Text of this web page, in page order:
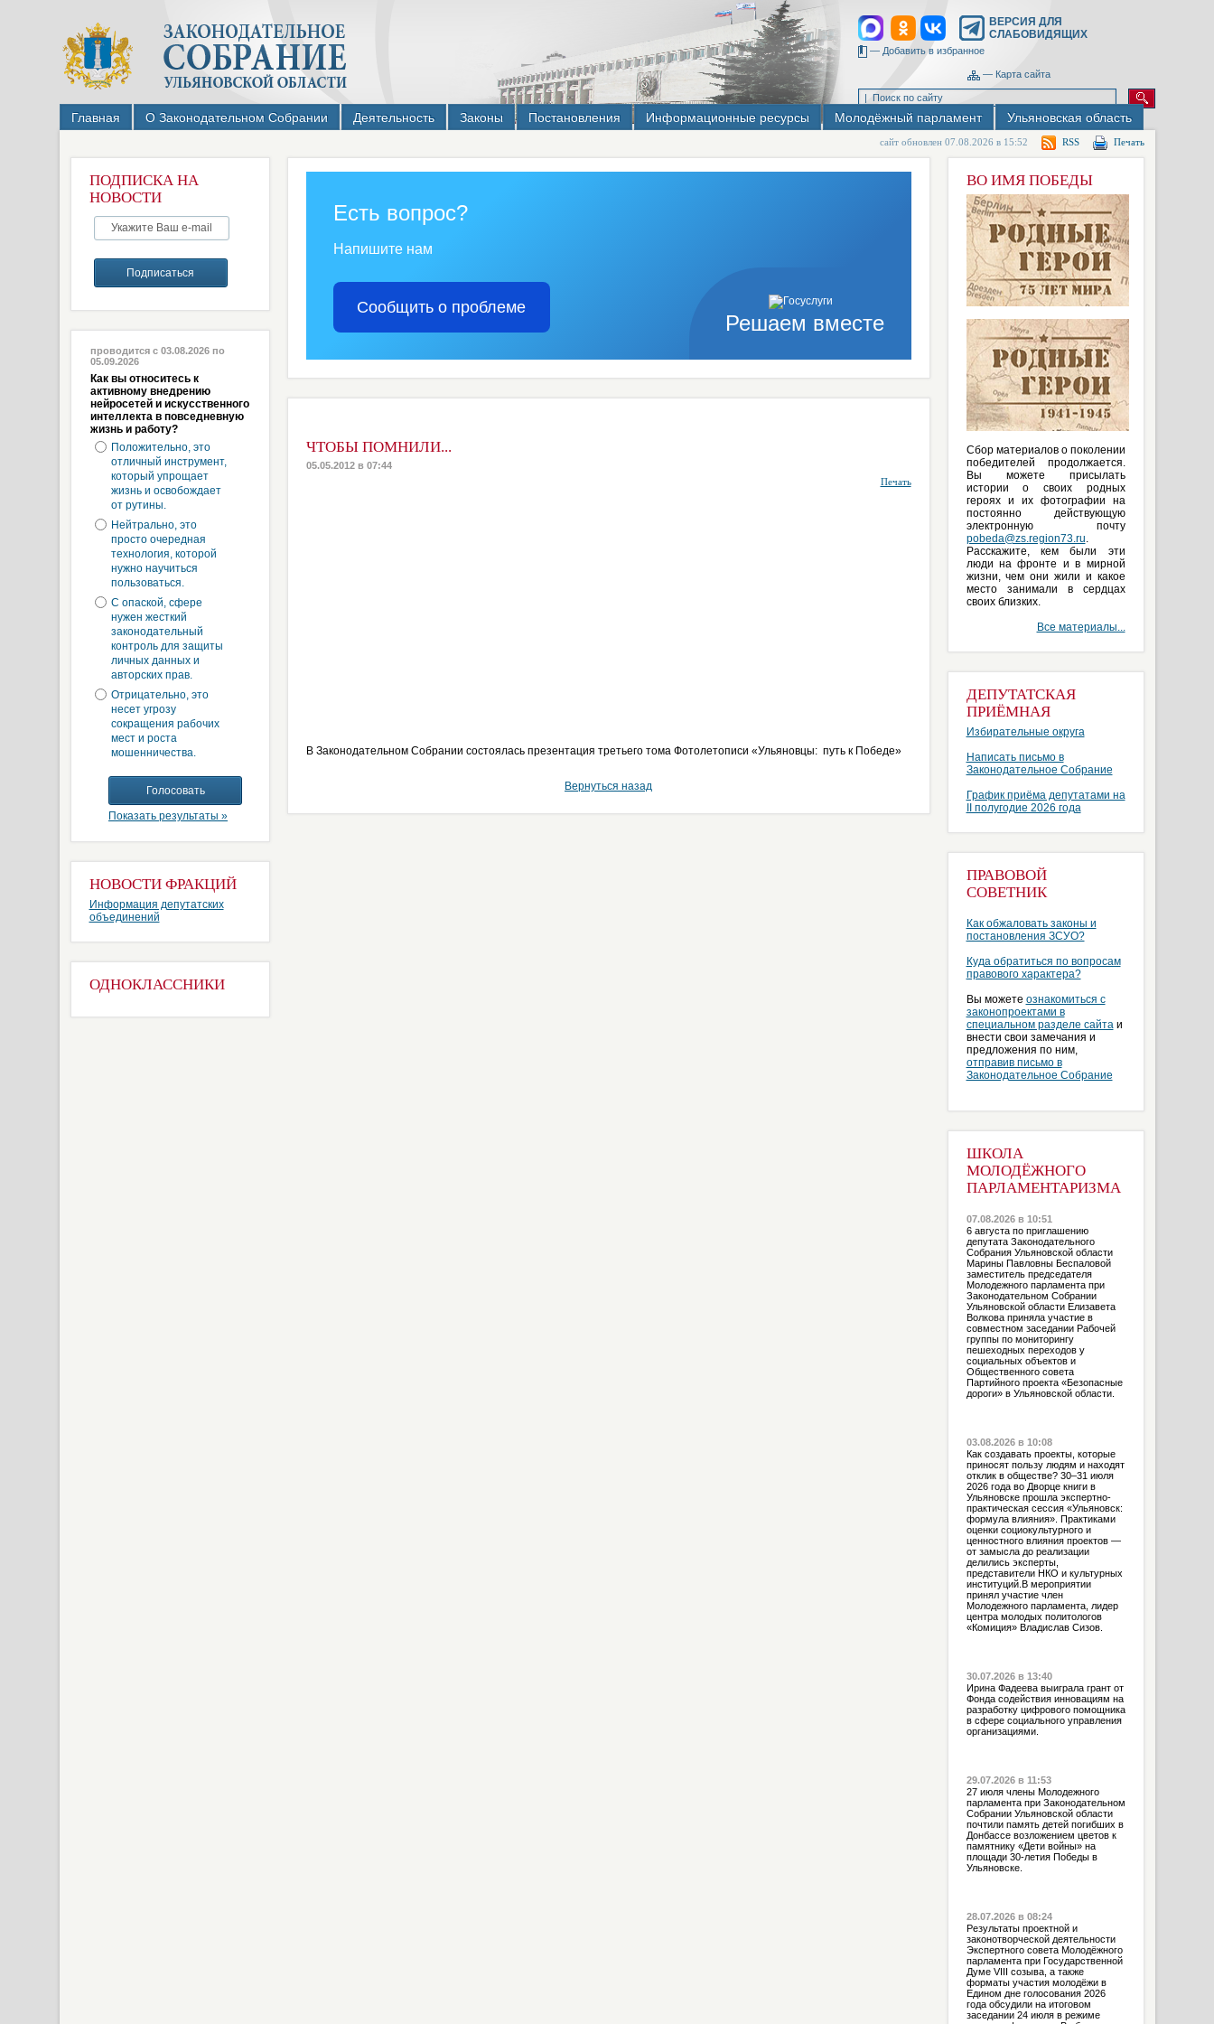
ВЕРСИЯ ДЛЯ
СЛАБОВИДЯЩИХ
— Добавить в избранное
— Карта сайта
Главная О Законодательном Собрании Деятельность Законы Постановления Информационные ресурсы Молодёжный парламент Ульяновская область
сайт обновлен 07.08.2026 в 15:52 RSS Печать
ПОДПИСКА НА
НОВОСТИ
проводится с 03.08.2026 по
05.09.2026
Как вы относитесь к
активному внедрению
нейросетей и искусственного
интеллекта в повседневную
жизнь и работу?
Положительно, это
отличный инструмент,
который упрощает
жизнь и освобождает
от рутины.
Нейтрально, это
просто очередная
технология, которой
нужно научиться
пользоваться.
С опаской, сфере
нужен жесткий
законодательный
контроль для защиты
личных данных и
авторских прав.
Отрицательно, это
несет угрозу
сокращения рабочих
мест и роста
мошенничества.
Показать результаты »
НОВОСТИ ФРАКЦИЙ
Информация депутатских
объединений
ОДНОКЛАССНИКИ
Решаем вместе
Есть вопрос?
Напишите нам
Сообщить о проблеме
ЧТОБЫ ПОМНИЛИ...
05.05.2012 в 07:44
Печать
В Законодательном Собрании состоялась презентация третьего тома Фотолетописи «Ульяновцы: путь к Победе»
Вернуться назад
ВО ИМЯ ПОБЕДЫ
Сбор материалов о поколении
победителей продолжается.
Вы можете присылать
истории о своих родных
героях и их фотографии на
постоянно действующую
электронную почту
pobeda@zs.region73.ru.
Расскажите, кем были эти
люди на фронте и в мирной
жизни, чем они жили и какое
место занимали в сердцах
своих близких.
Все материалы...
ДЕПУТАТСКАЯ
ПРИЁМНАЯ
Избирательные округа
Написать письмо в
Законодательное Собрание
График приёма депутатами на
II полугодие 2026 года
ПРАВОВОЙ
СОВЕТНИК
Как обжаловать законы и
постановления ЗСУО?
Куда обратиться по вопросам
правового характера?
Вы можете ознакомиться с
законопроектами в
специальном разделе сайтаи
внести свои замечания и
предложения по ним,
отправив письмо в
Законодательное Собрание
ШКОЛА
МОЛОДЁЖНОГО
ПАРЛАМЕНТАРИЗМА
07.08.2026 в 10:51
6 августа по приглашению
депутата Законодательного
Собрания Ульяновской области
Марины Павловны Беспаловой
заместитель председателя
Молодежного парламента при
Законодательном Собрании
Ульяновской области Елизавета
Волкова приняла участие в
совместном заседании Рабочей
группы по мониторингу
пешеходных переходов у
социальных объектов и
Общественного совета
Партийного проекта «Безопасные
дороги» в Ульяновской области.
03.08.2026 в 10:08
Как создавать проекты, которые
приносят пользу людям и находят
отклик в обществе? 30–31 июля
2026 года во Дворце книги в
Ульяновске прошла экспертно-
практическая сессия «Ульяновск:
формула влияния». Практиками
оценки социокультурного и
ценностного влияния проектов —
от замысла до реализации
делились эксперты,
представители НКО и культурных
институций.В мероприятии
принял участие член
Молодежного парламента, лидер
центра молодых политологов
«Комиция» Владислав Сизов.
30.07.2026 в 13:40
Ирина Фадеева выиграла грант от
Фонда содействия инновациям на
разработку цифрового помощника
в сфере социального управления
организациями.
29.07.2026 в 11:53
27 июля члены Молодежного
парламента при Законодательном
Собрании Ульяновской области
почтили память детей погибших в
Донбассе возложением цветов к
памятнику «Дети войны» на
площади 30-летия Победы в
Ульяновске.
28.07.2026 в 08:24
Результаты проектной и
законотворческой деятельности
Экспертного совета Молодёжного
парламента при Государственной
Думе VIII созыва, а также
форматы участия молодёжи в
Едином дне голосования 2026
года обсудили на итоговом
заседании 24 июля в режиме